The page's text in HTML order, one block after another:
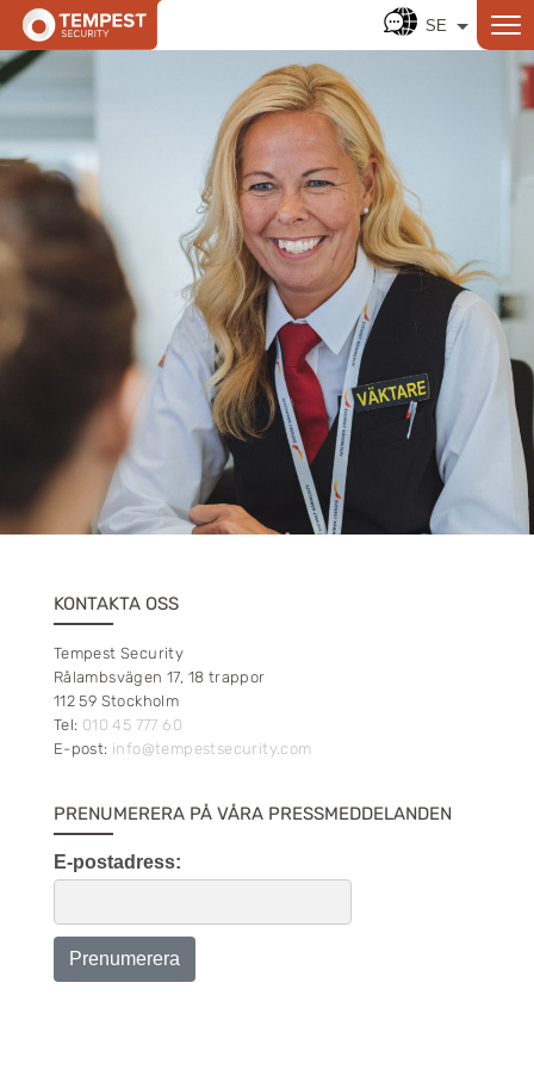
KONTAKTA OSS
Tempest Security
Rålambsvägen 17, 18 trappor
112 59 Stockholm
Tel: 010 45 777 60
E-post: info@tempestsecurity.com
PRENUMERERA PÅ VÅRA PRESSMEDDELANDEN